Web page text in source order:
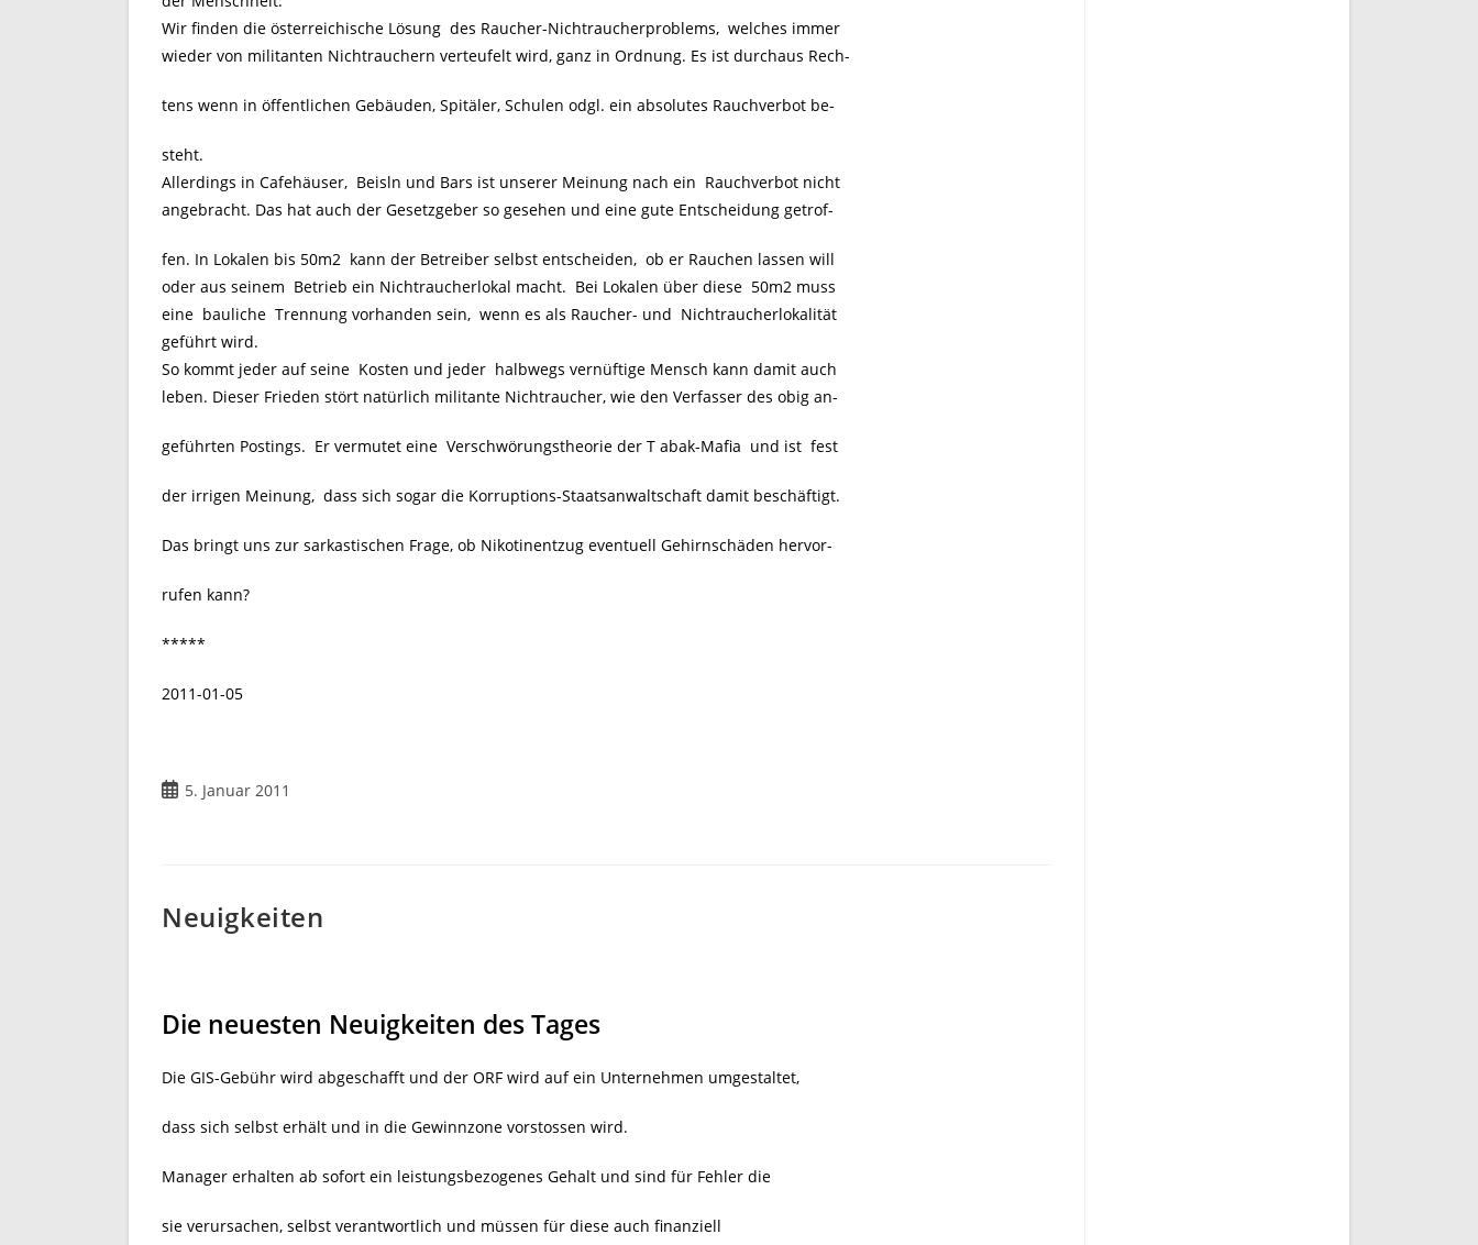
Wir finden die österreichische Lösung des Raucher-Nichtraucherproblems, welches immer
wieder von militanten Nichtrauchern verteufelt wird, ganz in Ordnung. Es ist durchaus Rech-
tens wenn in öffentlichen Gebäuden, Spitäler, Schulen odgl. ein absolutes Rauchverbot be-
steht.
Allerdings in Cafehäuser, Beisln und Bars ist unserer Meinung nach ein Rauchverbot nicht
angebracht. Das hat auch der Gesetzgeber so gesehen und eine gute Entscheidung getrof-
fen. In Lokalen bis 50m2 kann der Betreiber selbst entscheiden, ob er Rauchen lassen will
oder aus seinem Betrieb ein Nichtraucherlokal macht. Bei Lokalen über diese 50m2 muss
eine bauliche Trennung vorhanden sein, wenn es als Raucher- und Nichtraucherlokalität
geführt wird.
So kommt jeder auf seine Kosten und jeder halbwegs vernüftige Mensch kann damit auch
leben. Dieser Frieden stört natürlich militante Nichtraucher, wie den Verfasser des obig an-
geführten Postings. Er vermutet eine Verschwörungstheorie der T abak-Mafia und ist fest
der irrigen Meinung, dass sich sogar die Korruptions-Staatsanwaltschaft damit beschäftigt.
Das bringt uns zur sarkastischen Frage, ob Nikotinentzug eventuell Gehirnschäden hervor-
rufen kann?
*****
2011-01-05
Beitrag5. Januar 2011
Neuigkeiten
Die neuesten Neuigkeiten des Tages
Die GIS-Gebühr wird abgeschafft und der ORF wird auf ein Unternehmen umgestaltet,
dass sich selbst erhält und in die Gewinnzone vorstossen wird.
Manager erhalten ab sofort ein leistungsbezogenes Gehalt und sind für Fehler die
sie verursachen, selbst verantwortlich und müssen für diese auch finanziell